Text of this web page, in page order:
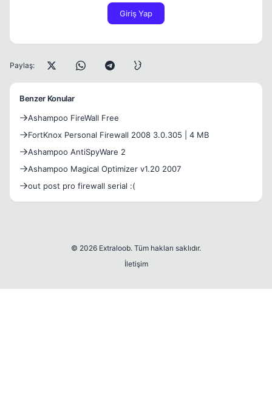
Giriş Yap
Paylaş:
Benzer Konular
Ashampoo FireWall Free
FortKnox Personal Firewall 2008 3.0.305 | 4 MB
Ashampoo AntiSpyWare 2
Ashampoo Magical Optimizer v1.20 2007
out post pro firewall serial :(
© 2026 Extraloob. Tüm hakları saklıdır.
İletişim